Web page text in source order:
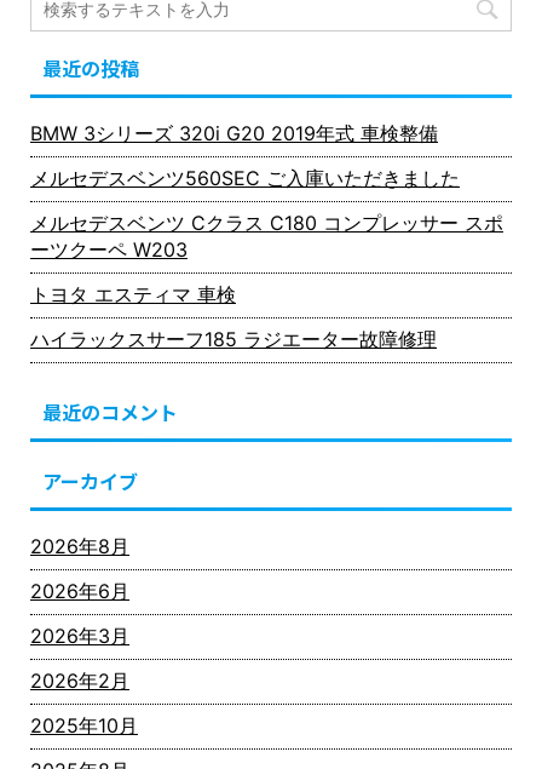
最近の投稿
BMW 3シリーズ 320i G20 2019年式 車検整備
メルセデスベンツ560SEC ご入庫いただきました
メルセデスベンツ Cクラス C180 コンプレッサー スポ
ーツクーペ W203
トヨタ エスティマ 車検
ハイラックスサーフ185 ラジエーター故障修理
最近のコメント
アーカイブ
2026年8月
2026年6月
2026年3月
2026年2月
2025年10月